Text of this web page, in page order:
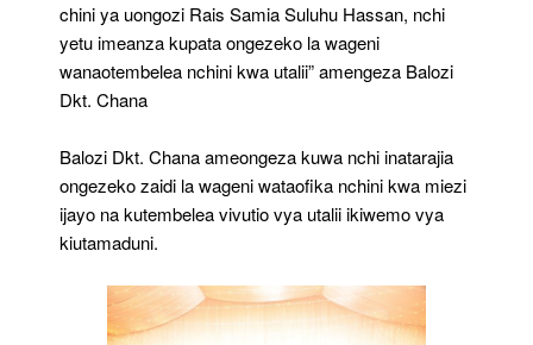
chini ya uongozi Rais Samia Suluhu Hassan, nchi
yetu imeanza kupata ongezeko la wageni
wanaotembelea nchini kwa utalii” amengeza Balozi
Dkt. Chana
Balozi Dkt. Chana ameongeza kuwa nchi inatarajia
ongezeko zaidi la wageni wataofika nchini kwa miezi
ijayo na kutembelea vivutio vya utalii ikiwemo vya
kiutamaduni.